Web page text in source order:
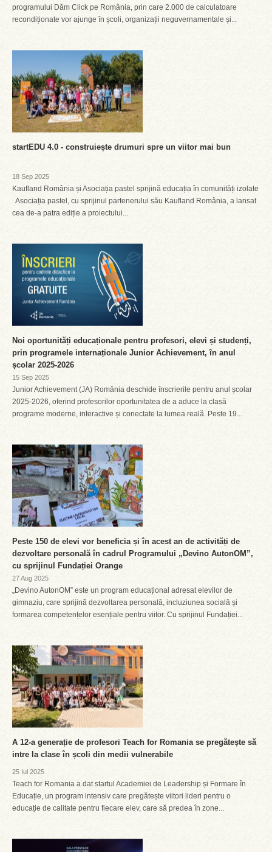
programului Dăm Click pe România, prin care 2.000 de calculatoare
recondiționate vor ajunge în școli, organizații neguvernamentale și...
startEDU 4.0 - construiește drumuri spre un viitor mai bun
18 Sep 2025
Kaufland România și Asociația pastel sprijină educația în comunități izolate
Asociația pastel, cu sprijinul partenerului său Kaufland România, a lansat
cea de-a patra ediție a proiectului...
Noi oportunități educaționale pentru profesori, elevi și studenți,
prin programele internaționale Junior Achievement, în anul
școlar 2025-2026
15 Sep 2025
Junior Achievement (JA) România deschide înscrierile pentru anul școlar
2025-2026, oferind profesorilor oportunitatea de a aduce la clasă
programe moderne, interactive și conectate la lumea reală. Peste 19...
Peste 150 de elevi vor beneficia și în acest an de activități de
dezvoltare personală în cadrul Programului „Devino AutonOM”,
cu sprijinul Fundației Orange
27 Aug 2025
„Devino AutonOM” este un program educațional adresat elevilor de
gimnaziu, care sprijină dezvoltarea personală, incluziunea socială și
formarea competențelor esențiale pentru viitor. Cu sprijinul Fundației...
A 12-a generație de profesori Teach for Romania se pregătește să
intre la clase în școli din medii vulnerabile
25 Iul 2025
Teach for Romania a dat startul Academiei de Leadership și Formare în
Educație, un program intensiv care pregătește viitori lideri pentru o
educație de calitate pentru fiecare elev, care să predea în zone...